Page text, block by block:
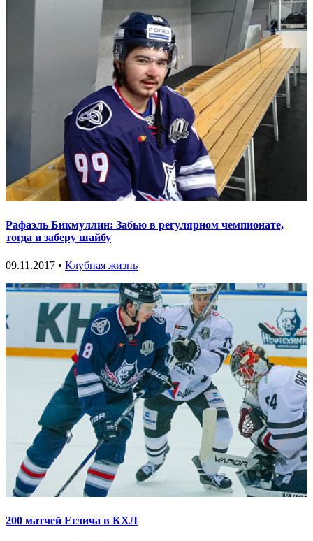
Рафаэль Бикмуллин: Забью в регулярном чемпионате,
тогда и заберу шайбу
09.11.2017 • Клубная жизнь
200 матчей Еглича в КХЛ